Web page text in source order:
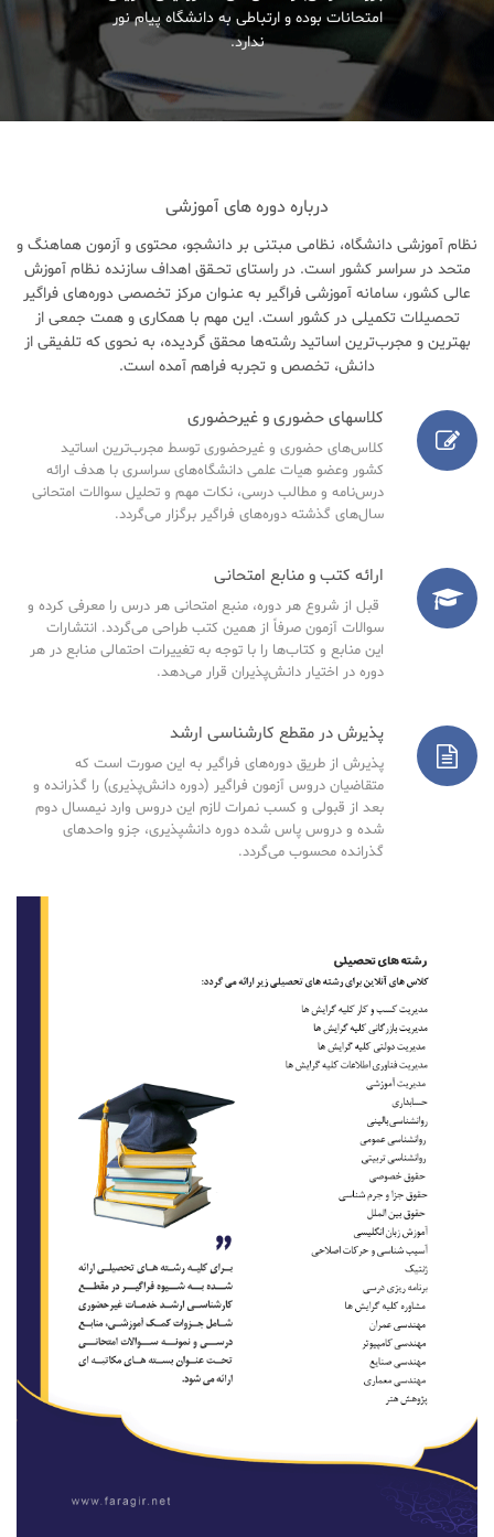
امتحانات بوده و ارتباطی به دانشگاه پیام نور
ندارد.
درباره دوره های آموزشی
نظام آموزشی دانشگاه، نظامی مبتنی بر دانشجو، محتوی و آزمون هماهنگ و
متحد در سراسر کشور است. در راستای تحـقق اهداف سازنده نظام آموزش
عالی کشور، سامانه آموزشی فراگیر به عنـوان مرکز تخصصی دوره‌های فراگیر
تحصیلات تکمیلی در کشور است. این مهم با همکاری و همت جمعی از
بهترین و مجرب‌ترین اساتید رشته‌ها محقق گردیده، به نحوی که تلفیقی از
دانش، تخصص و تجربه فراهم آمده است.
کلاسهای حضوری و غیرحضوری
کلاس‌های حضوری و غیرحضوری توسط مجرب‌ترین اساتید
کشور وعضو هیات علمی دانشگاه‌های سراسری با هدف ارائه
درس‌نامه‌ و مطالب درسی، نکات مهم و تحلیل سوالات امتحانی
سال‌های گذشته دوره‌های فراگیر برگزار می‌گردد.
ارائه کتب و منابع امتحانی
قبل از شروع هر دوره، منبع امتحانی هر درس را معرفی کرده و
سوالات آزمون صرفاً از همین کتب طراحی می‌گردد. انتشارات
این منابع و کتاب‌ها را با توجه به تغییرات احتمالی منابع در هر
دوره در اختیار دانش‌پذیران قرار می‌دهد.
پذیرش در مقطع کارشناسی ارشد
پذیرش از طریق دوره‌های فراگیر به این صورت است که
متقاضیان دروس آزمون فراگیر (دوره دانش‌پذیری) را گذرانده و
بعد از قبولی و کسب نمرات لازم این دروس وارد نیمسال دوم
شده و دروس پاس شده دوره دانشپذیری، جزو واحدهای
گذرانده محسوب می‌گردد.